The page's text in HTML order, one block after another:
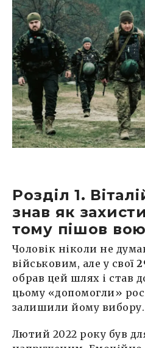
Розділ 1.
знав як
тому пішов
Чоловік ніколи не
військовим, але у свої
обрав цей шлях і став
цьому «допомогли»
залишили йому вибору.
Лютий 2022 року був